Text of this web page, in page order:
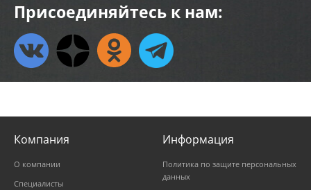
Присоединяйтесь к нам:
Компания
О компании
Специалисты
Информация
Политика по защите персональных
данных